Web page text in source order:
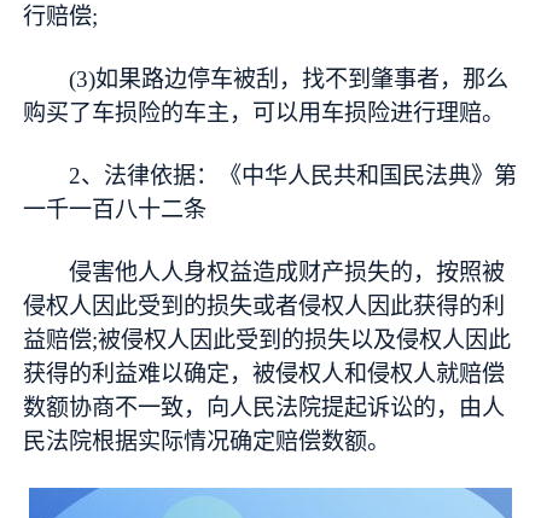
行赔偿;
(3)如果路边停车被刮，找不到肇事者，那么
购买了车损险的车主，可以用车损险进行理赔。
2、法律依据：《中华人民共和国民法典》第
一千一百八十二条
侵害他人人身权益造成财产损失的，按照被
侵权人因此受到的损失或者侵权人因此获得的利
益赔偿;被侵权人因此受到的损失以及侵权人因此
获得的利益难以确定，被侵权人和侵权人就赔偿
数额协商不一致，向人民法院提起诉讼的，由人
民法院根据实际情况确定赔偿数额。